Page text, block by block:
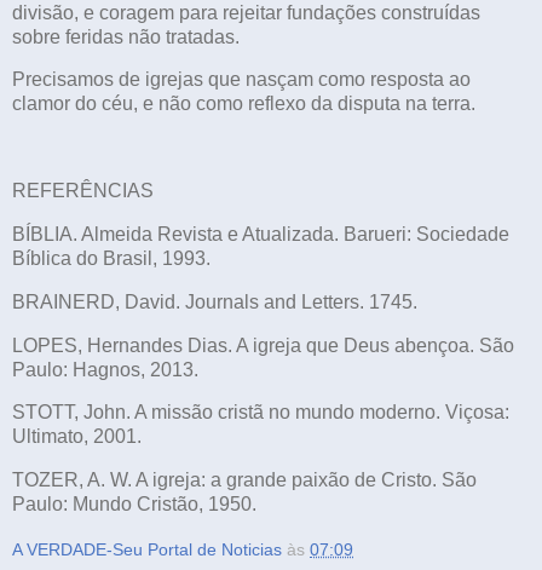
divisão, e coragem para rejeitar fundações construídas
sobre feridas não tratadas.
Precisamos de igrejas que nasçam como resposta ao
clamor do céu, e não como reflexo da disputa na terra.
REFERÊNCIAS
BÍBLIA. Almeida Revista e Atualizada. Barueri: Sociedade
Bíblica do Brasil, 1993.
BRAINERD, David. Journals and Letters. 1745.
LOPES, Hernandes Dias. A igreja que Deus abençoa. São
Paulo: Hagnos, 2013.
STOTT, John. A missão cristã no mundo moderno. Viçosa:
Ultimato, 2001.
TOZER, A. W. A igreja: a grande paixão de Cristo. São
Paulo: Mundo Cristão, 1950.
A VERDADE-Seu Portal de Noticias às 07:09